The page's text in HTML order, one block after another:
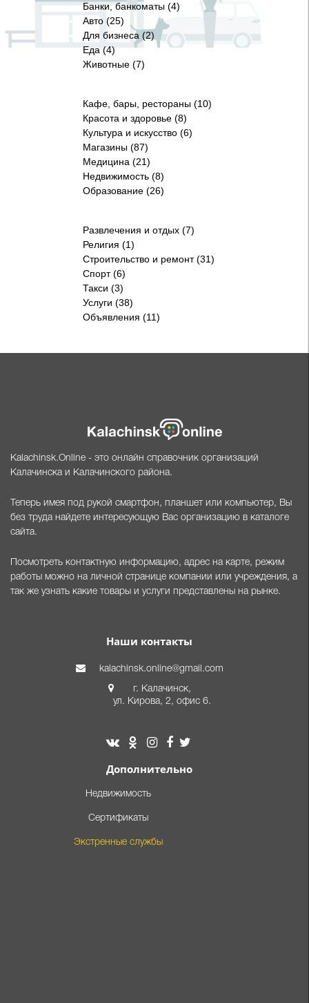
Банки, банкоматы (4)
Авто (25)
Для бизнеса (2)
Еда (4)
Животные (7)
Кафе, бары, рестораны (10)
Красота и здоровье (8)
Культура и искусство (6)
Магазины (87)
Медицина (21)
Недвижимость (8)
Образование (26)
Развлечения и отдых (7)
Религия (1)
Строительство и ремонт (31)
Спорт (6)
Такси (3)
Услуги (38)
Объявления (11)
Kalachinsk.Online - это онлайн справочник организаций
Калачинска и Калачинского района.
Теперь имея под рукой смартфон, планшет или компьютер, Вы
без труда найдете интересующую Вас организацию в каталоге
сайта.
Посмотреть контактную информацию, адрес на карте, режим
работы можно на личной странице компании или учреждения, а
так же узнать какие товары и услуги представлены на рынке.
Наши контакты
kalachinsk.online@gmail.com
г. Калачинск,
ул. Кирова, 2, офис 6.
Дополнительно
Недвижимость
Сертификаты
Экстренные службы